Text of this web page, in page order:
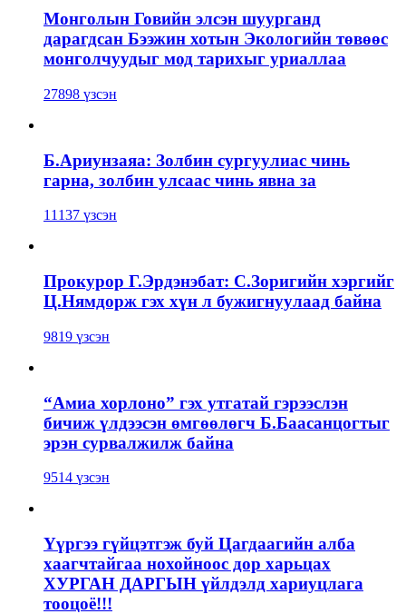
Монголын Говийн элсэн шуурганд
дарагдсан Бээжин хотын Экологийн төвөөс
монголчуудыг мод тарихыг уриаллаа
27898 үзсэн
Б.Ариунзаяа: Золбин сургуулиас чинь
гарна, золбин улсаас чинь явна за
11137 үзсэн
Прокурор Г.Эрдэнэбат: С.Зоригийн хэргийг
Ц.Нямдорж гэх хүн л бужигнуулаад байна
9819 үзсэн
“Амиа хорлоно” гэх утгатай гэрээслэн
бичиж үлдээсэн өмгөөлөгч Б.Баасанцогтыг
эрэн сурвалжилж байна
9514 үзсэн
Үүргээ гүйцэтгэж буй Цагдаагийн алба
хаагчтайгаа нохойноос дор харьцах
ХУРГАН ДАРГЫН үйлдэлд хариуцлага
тооцоё!!!